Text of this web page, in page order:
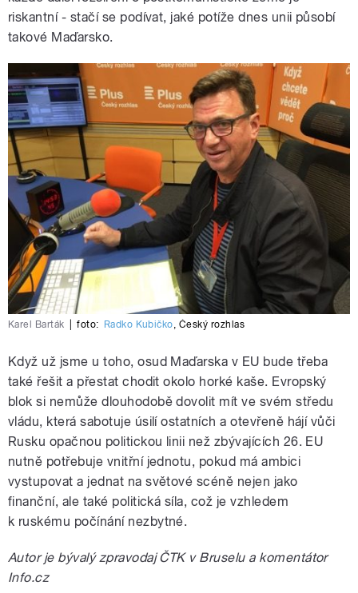
riskantní - stačí se podívat, jaké potíže dnes unii působí
takové Maďarsko.
Karel Barták foto: Radko Kubičko, Český rozhlas
Když už jsme u toho, osud Maďarska v EU bude třeba
také řešit a přestat chodit okolo horké kaše. Evropský
blok si nemůže dlouhodobě dovolit mít ve svém středu
vládu, která sabotuje úsilí ostatních a otevřeně hájí vůči
Rusku opačnou politickou linii než zbývajících 26. EU
nutně potřebuje vnitřní jednotu, pokud má ambici
vystupovat a jednat na světové scéně nejen jako
finanční, ale také politická síla, což je vzhledem
k ruskému počínání nezbytné.
Autor je bývalý zpravodaj ČTK v Bruselu a komentátor
Info.cz